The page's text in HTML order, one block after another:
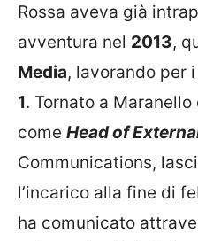
Rossa aveva già
avventura nel 2013,
Media, lavorando per
1. Tornato a
come Head of
Communications,
l’incarico alla fine di
ha comunicato